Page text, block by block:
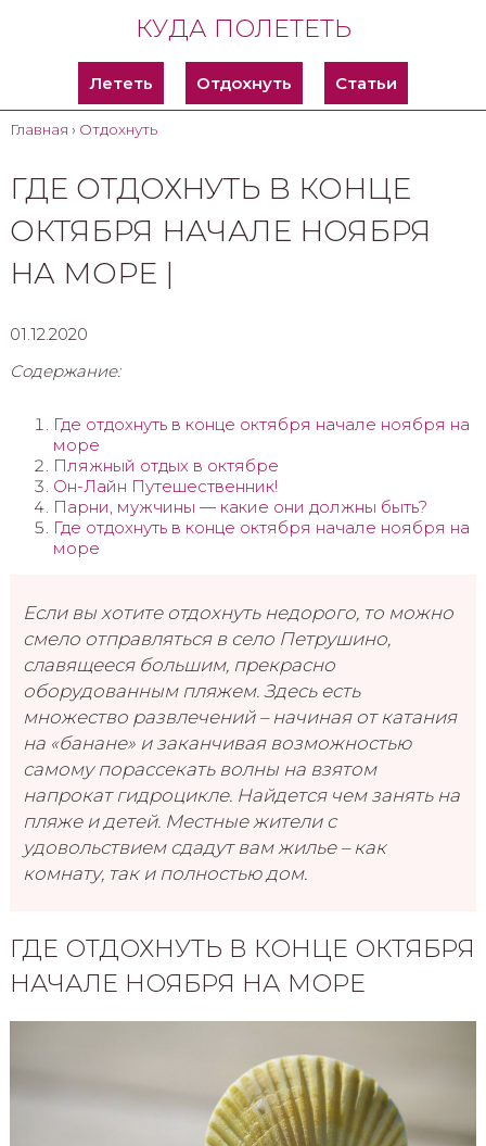
КУДА ПОЛЕТЕТЬ
Лететь Отдохнуть Статьи
Главная › Отдохнуть
ГДЕ ОТДОХНУТЬ В КОНЦЕ
ОКТЯБРЯ НАЧАЛЕ НОЯБРЯ
НА МОРЕ |
01.12.2020
Содержание:
Где отдохнуть в конце октября начале ноября на
море
Пляжный отдых в октябре
Он-Лайн Путешественник!
Парни, мужчины — какие они должны быть?
Где отдохнуть в конце октября начале ноября на
море
Если вы хотите отдохнуть недорого, то можно
смело отправляться в село Петрушино,
славящееся большим, прекрасно
оборудованным пляжем. Здесь есть
множество развлечений – начиная от катания
на «банане» и заканчивая возможностью
самому порассекать волны на взятом
напрокат гидроцикле. Найдется чем занять на
пляже и детей. Местные жители с
удовольствием сдадут вам жилье – как
комнату, так и полностью дом.
ГДЕ ОТДОХНУТЬ В КОНЦЕ ОКТЯБРЯ
НАЧАЛЕ НОЯБРЯ НА МОРЕ